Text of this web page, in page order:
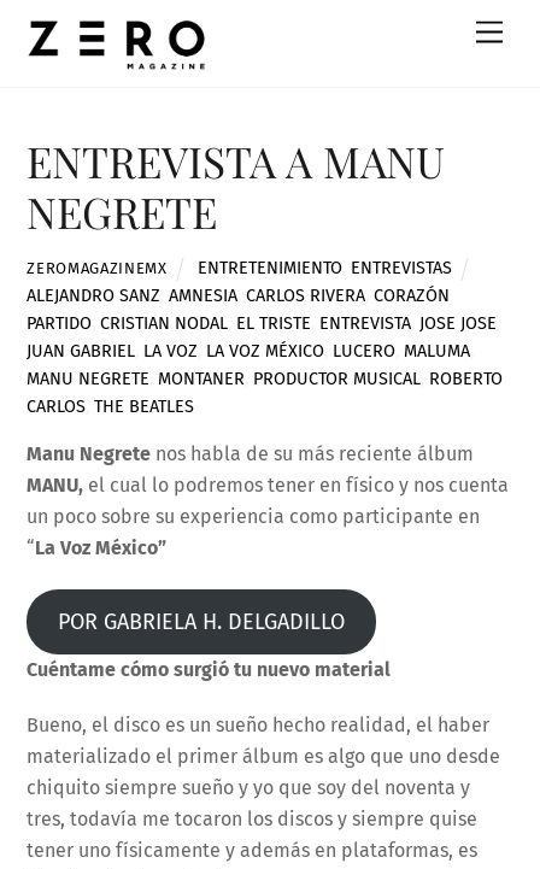
ENTREVISTA A MANU
NEGRETE
ZEROMAGAZINEMX ENTRETENIMIENTO, ENTREVISTAS
ALEJANDRO SANZ ,AMNESIA ,CARLOS RIVERA ,CORAZÓN
PARTIDO ,CRISTIAN NODAL EL TRISTE ENTREVISTA JOSE JOSE
JUAN GABRIEL LA VOZ LA VOZ MÉXICO LUCERO MALUMA
MANU NEGRETE MONTANER PRODUCTOR MUSICAL ROBERTO
CARLOS ,THE BEATLES
Manu Negrete nos habla de su más reciente álbum
MANU, el cual lo podremos tener en físico y nos cuenta
un poco sobre su experiencia como participante en
“La Voz México”
POR GABRIELA H. DELGADILLO
Cuéntame cómo surgió tu nuevo material
Bueno, el disco es un sueño hecho realidad, el haber
materializado el primer álbum es algo que uno desde
chiquito siempre sueño y yo que soy del noventa y
tres, todavía me tocaron los discos y siempre quise
tener uno físicamente y además en plataformas, es